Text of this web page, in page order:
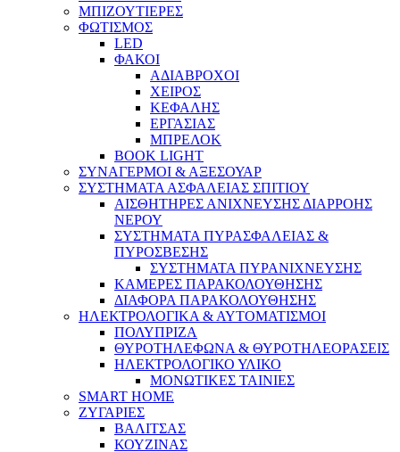
ΜΠΙΖΟΥΤΙΕΡΕΣ
ΦΩΤΙΣΜΟΣ
LED
ΦΑΚΟΙ
ΑΔΙΑΒΡΟΧΟΙ
ΧΕΙΡΟΣ
ΚΕΦΑΛΗΣ
ΕΡΓΑΣΙΑΣ
ΜΠΡΕΛΟΚ
BOOK LIGHT
ΣΥΝΑΓΕΡΜΟΙ & ΑΞΕΣΟΥΑΡ
ΣΥΣΤΗΜΑΤΑ ΑΣΦΑΛΕΙΑΣ ΣΠΙΤΙΟΥ
ΑΙΣΘΗΤΗΡΕΣ ΑΝΙΧΝΕΥΣΗΣ ΔΙΑΡΡΟΗΣ
ΝΕΡΟΥ
ΣΥΣΤΗΜΑΤΑ ΠΥΡΑΣΦΑΛΕΙΑΣ &
ΠΥΡΟΣΒΕΣΗΣ
ΣΥΣΤΗΜΑΤΑ ΠΥΡΑΝΙΧΝΕΥΣΗΣ
ΚΑΜΕΡΕΣ ΠΑΡΑΚΟΛΟΥΘΗΣΗΣ
ΔΙΑΦΟΡΑ ΠΑΡΑΚΟΛΟΥΘΗΣΗΣ
ΗΛΕΚΤΡΟΛΟΓΙΚΑ & ΑΥΤΟΜΑΤΙΣΜΟΙ
ΠΟΛΥΠΡΙΖΑ
ΘΥΡΟΤΗΛΕΦΩΝΑ & ΘΥΡΟΤΗΛΕΟΡΑΣΕΙΣ
ΗΛΕΚΤΡΟΛΟΓΙΚΟ ΥΛΙΚΟ
ΜΟΝΩΤΙΚΕΣ ΤΑΙΝΙΕΣ
SMART HOME
ΖΥΓΑΡΙΕΣ
ΒΑΛΙΤΣΑΣ
ΚΟΥΖΙΝΑΣ